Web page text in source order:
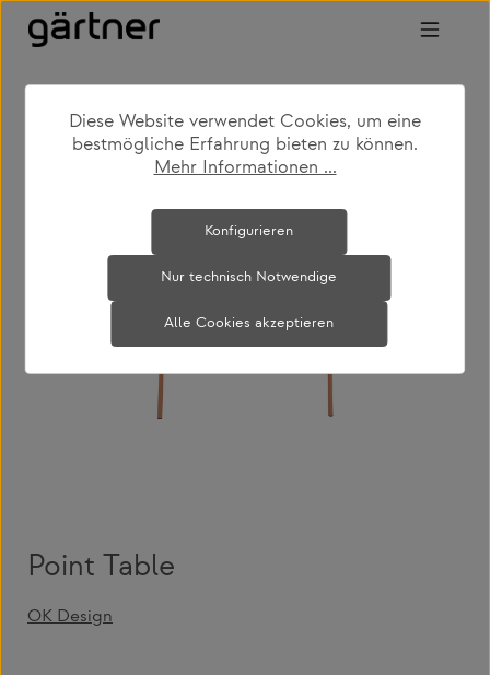
Zum Hauptinhalt springen
shop produkte outdoor gartentische
Bildergalerie überspringen
Point Table
OK Design
Diese Website verwendet Cookies, um eine
bestmögliche Erfahrung bieten zu können.
Mehr Informationen ...
Nur technisch Notwendige
Konfigurieren
Alle Cookies akzeptieren